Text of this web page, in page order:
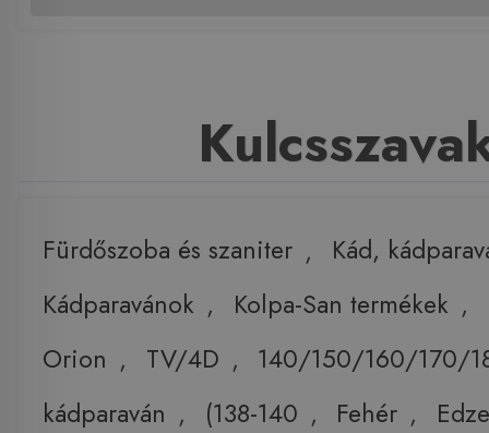
Fürdőszoba és szaniter ,
Kád,
Kádparavánok , Kolpa-San termékek ,
Orion , TV/4D , 140/150/160/170/
kádparaván , (138-140 , Fehér ,